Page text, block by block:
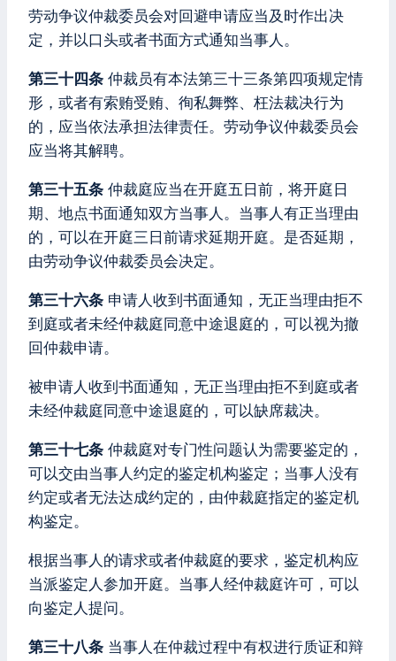
劳动争议仲裁委员会对回避申请应当及时作出决
定，并以口头或者书面方式通知当事人。
第三十四条 仲裁员有本法第三十三条第四项规定情
形，或者有索贿受贿、徇私舞弊、枉法裁决行为
的，应当依法承担法律责任。劳动争议仲裁委员会
应当将其解聘。
第三十五条 仲裁庭应当在开庭五日前，将开庭日
期、地点书面通知双方当事人。当事人有正当理由
的，可以在开庭三日前请求延期开庭。是否延期，
由劳动争议仲裁委员会决定。
第三十六条 申请人收到书面通知，无正当理由拒不
到庭或者未经仲裁庭同意中途退庭的，可以视为撤
回仲裁申请。
被申请人收到书面通知，无正当理由拒不到庭或者
未经仲裁庭同意中途退庭的，可以缺席裁决。
第三十七条 仲裁庭对专门性问题认为需要鉴定的，
可以交由当事人约定的鉴定机构鉴定；当事人没有
约定或者无法达成约定的，由仲裁庭指定的鉴定机
构鉴定。
根据当事人的请求或者仲裁庭的要求，鉴定机构应
当派鉴定人参加开庭。当事人经仲裁庭许可，可以
向鉴定人提问。
第三十八条 当事人在仲裁过程中有权进行质证和辩